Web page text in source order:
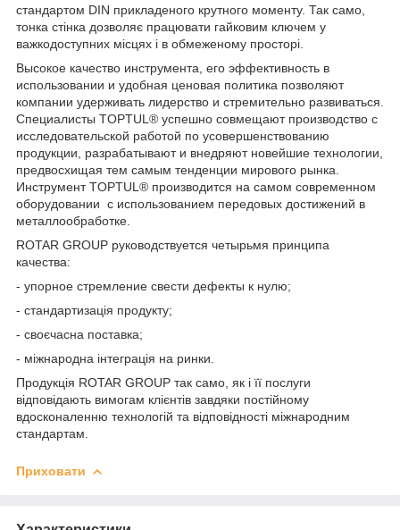
стандартом DIN прикладеного крутного моменту. Так само,
тонка стінка дозволяє працювати гайковим ключем у
важкодоступних місцях і в обмеженому просторі.
Высокое качество инструмента, его эффективность в
использовании и удобная ценовая политика позволяют
компании удерживать лидерство и стремительно развиваться.
Специалисты TOPTUL® успешно совмещают производство с
исследовательской работой по усовершенствованию
продукции, разрабатывают и внедряют новейшие технологии,
предвосхищая тем самым тенденции мирового рынка.
Инструмент TOPTUL® производится на самом современном
оборудовании с использованием передовых достижений в
металлообработке.
ROTAR GROUP руководствуется четырьмя принципа
качества:
- упорное стремление свести дефекты к нулю;
- стандартизація продукту;
- своєчасна поставка;
- міжнародна інтеграція на ринки.
Продукція ROTAR GROUP так само, як і її послуги
відповідають вимогам клієнтів завдяки постійному
вдосконаленню технологій та відповідності міжнародним
стандартам.
Приховати